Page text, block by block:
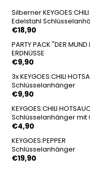
Silberner
Edelstahl
€18,90
PARTY PACK "DER MUND
ERDNÜSSE
€9,90
3x KEYGOES:CHILI
Schlüsselanhänger
€9,90
KEYGOES:CHILI
Schlüsselanhänger mit
€4,90
KEYGOES:PEPPER
Schlüsselanhänger
€19,90